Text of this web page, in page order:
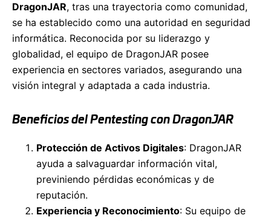
DragonJAR, tras una trayectoria como comunidad,
se ha establecido como una autoridad en seguridad
informática. Reconocida por su liderazgo y
globalidad, el equipo de DragonJAR posee
experiencia en sectores variados, asegurando una
visión integral y adaptada a cada industria.
Beneficios del Pentesting con DragonJAR
Protección de Activos Digitales: DragonJAR
ayuda a salvaguardar información vital,
previniendo pérdidas económicas y de
reputación.
Experiencia y Reconocimiento: Su equipo de